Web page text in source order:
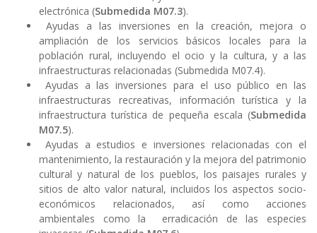
electrónica (Submedida M07.3).
Ayudas a las inversiones en la creación, mejora o
ampliación de los servicios básicos locales para la
población rural, incluyendo el ocio y la cultura, y a las
infraestructuras relacionadas (Submedida M07.4).
Ayudas a las inversiones para el uso público en las
infraestructuras recreativas, información turística y la
infraestructura turística de pequeña escala (Submedida
M07.5).
Ayudas a estudios e inversiones relacionadas con el
mantenimiento, la restauración y la mejora del patrimonio
cultural y natural de los pueblos, los paisajes rurales y
sitios de alto valor natural, incluidos los aspectos socio-
económicos relacionados, así como acciones
ambientales como la erradicación de las especies